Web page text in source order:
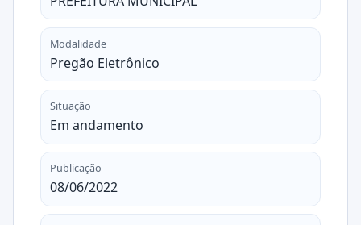
Modalidade
Pregão Eletrônico
Situação
Em andamento
Publicação
08/06/2022